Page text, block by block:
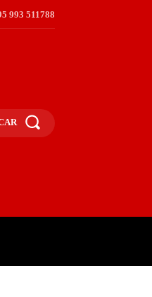
993 511788